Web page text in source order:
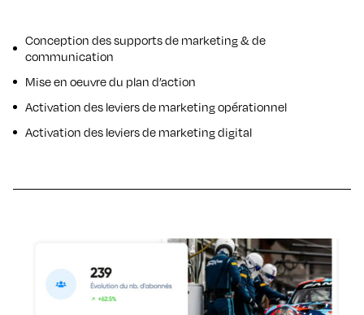
Conception des supports de marketing & de
communication
Mise en oeuvre du plan d’action
Activation des leviers de marketing opérationnel
Activation des leviers de marketing digital